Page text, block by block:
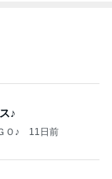
♪
Ｏ♪ 11日前